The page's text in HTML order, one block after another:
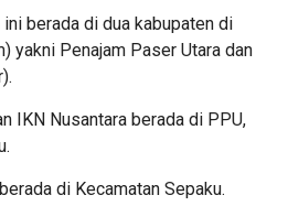
berada di dua kabupaten di
yakni Penajam Paser Utara dan
IKN Nusantara berada di PPU,
di Kecamatan Sepaku.